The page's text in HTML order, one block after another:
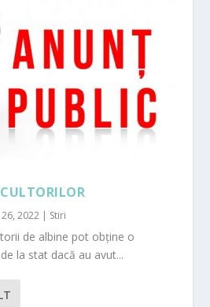
2022 | Stiri
de albine pot obține o
la stat dacă au avut...